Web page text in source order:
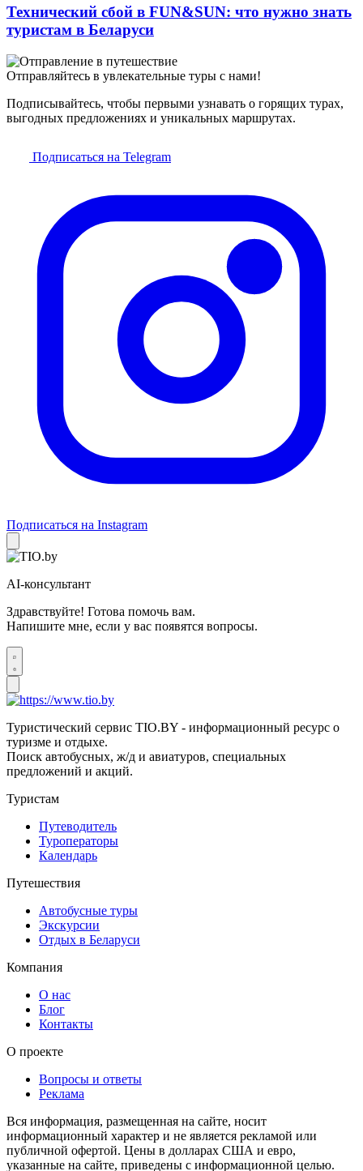
Технический сбой в FUN&SUN: что нужно знать
туристам в Беларуси
Отправляйтесь в увлекательные туры с нами!
Подписывайтесь, чтобы первыми узнавать о горящих турах,
выгодных предложениях и уникальных маршрутах.
Подписаться на Telegram
Подписаться на Instagram
AI-консультант
Здравствуйте! Готова помочь вам.
Напишите мне, если у вас появятся вопросы.
Туристический сервис TIO.BY - информационный ресурс о
туризме и отдыхе.
Поиск автобусных, ж/д и авиатуров, специальных
предложений и акций.
Туристам
Путеводитель
Туроператоры
Календарь
Путешествия
Автобусные туры
Экскурсии
Отдых в Беларуси
Компания
О нас
Блог
Контакты
О проекте
Вопросы и ответы
Реклама
Вся информация, размещенная на сайте, носит
информационный характер и не является рекламой или
публичной офертой. Цены в долларах США и евро,
указанные на сайте, приведены с информационной целью.